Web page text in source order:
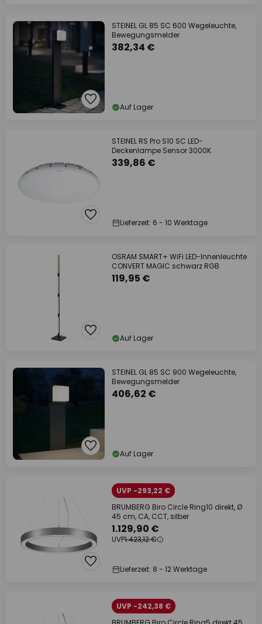
STEINEL GL 85 SC 600 Wegeleuchte,
Bewegungsmelder
382,34 €
Auf Lager
STEINEL RS Pro S10 SC LED-
Deckenlampe Sensor 3000K
339,86 €
Lieferzeit: 6 - 10 Werktage
OSRAM SMART+ WiFi LED-Innenleuchte
CONVERT MAGIC schwarz RGB
119,95 €
Auf Lager
STEINEL GL 85 SC 900 Wegeleuchte,
Bewegungsmelder
406,62 €
Auf Lager
UVP -293,22 €
BRUMBERG Biro Circle Ring10 direkt, Ø
45 cm, CA, CCT, silber
1.129,90 €
UVP1.423,12 €
Lieferzeit: 8 - 12 Werktage
UVP -242,38 €